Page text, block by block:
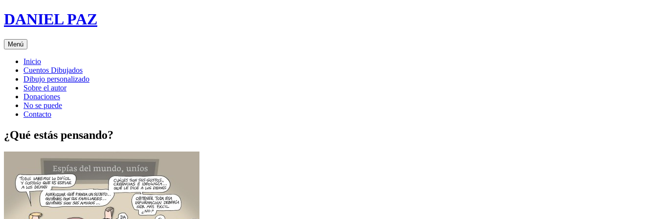
Saltar
al
DANIEL PAZ
Menú
Inicio
Cuentos Dibujados
Dibujo personalizado
Sobre el autor
Donaciones
No se puede
Contacto
¿Qué estás pensando?